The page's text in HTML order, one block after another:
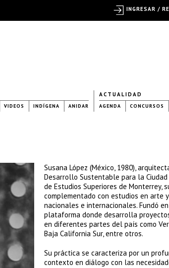
VIDEOS INDÍGENA ANIDAR
ACTUALIDAD
AGENDA CONCURSOS
Susana López (México, 1980),
Desarrollo Sustentable para la
de Estudios Superiores de Monterrey,
complementado con estudios en arte
nacionales e internacionales. Fundó
plataforma donde desarrolla
en diferentes partes del país como
Baja California Sur, entre otros.
Su práctica se caracteriza por un
contexto en diálogo con las
INGRESAR /